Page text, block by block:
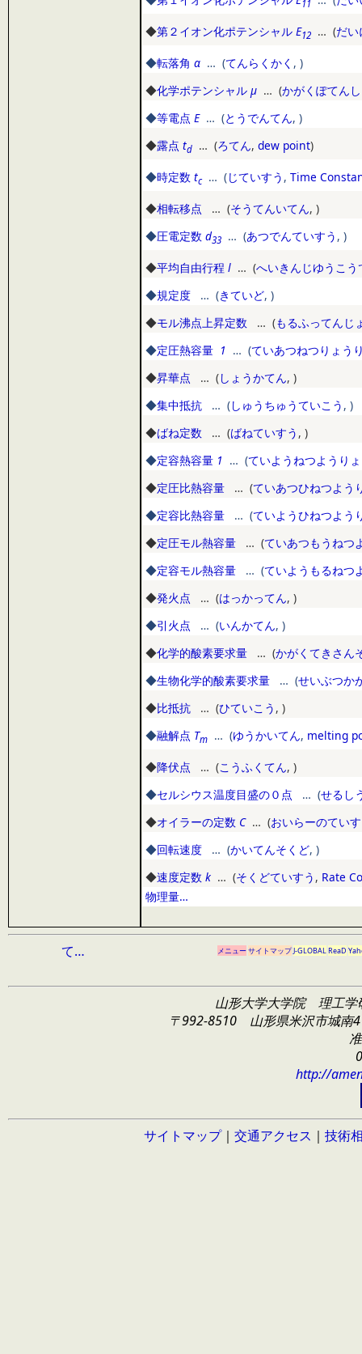
11
◆第２イオン化ポテンシャル E12 … (だ
◆転落角 α … (てんらくかく , )
◆化学ポテンシャル μ … (かがくぽてん
◆等電点 E… (とうでんてん, )
◆露点 td … (ろてん, dew point)
◆時定数 tc… (じていすう , Time
◆相転移点 … (そうてんいてん, )
◆圧電定数 d33 … (あつでんていすう , )
◆平均自由行程 l … (へいきんじゆうこう
◆規定度 … (きていど, )
◆モル沸点上昇定数 … (もるふってんじ
◆定圧熱容量 1 … (ていあつねつりょう
◆昇華点 … (しょうかてん, )
◆集中抵抗 … (しゅうちゅうていこう , )
◆ばね定数 … (ばねていすう , )
◆定容熱容量 1 … (ていようねつようり
◆定圧比熱容量 … (ていあつひねつよう
◆定容比熱容量 … (ていようひねつよう
◆定圧モル熱容量 … (ていあつもうねつ
◆定容モル熱容量 … (ていようもるねつ
◆発火点 … (はっかってん, )
◆引火点 … (いんかてん, )
◆化学的酸素要求量 … (かがくてきさん
◆生物化学的酸素要求量 … (せいぶつか
◆比抵抗 … (ひていこう , )
◆融解点 Tm … (ゆうかいてん, melting
◆降伏点 … (こうふくてん, )
◆セルシウス温度目盛の０点 … (せるし
◆オイラーの定数 C… (おいらーのてい
◆回転速度 … (かいてんそくど, )
◆速度定数 k … (そくどていすう , Rate
物理量…
て… メニューサイトマップJ-GLOBALReaD
山形大学大学院 理工学
〒992-8510 山形県米沢市城南
http://
サイトマップ｜ 交通アクセス ｜ 技術